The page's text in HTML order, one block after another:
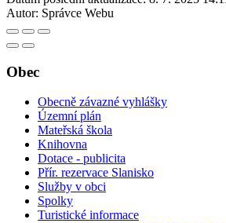
Autor: Správce Webu
Obec
Obecně závazné vyhlášky
Územní plán
Mateřská škola
Knihovna
Dotace - publicita
Přír. rezervace Slanisko
Služby v obci
Spolky
Turistické informace